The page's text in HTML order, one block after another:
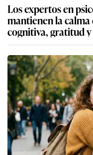
Los expertos en
mantienen la
cognitiva, gratitud